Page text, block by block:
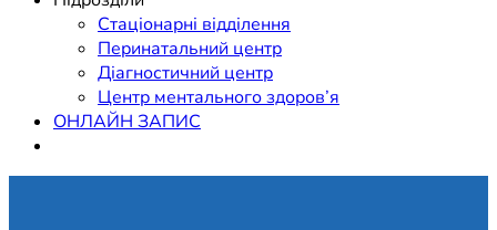
Стаціонарні відділення
Перинатальний центр
Діагностичний центр
Центр ментального здоров’я
ОНЛАЙН ЗАПИС